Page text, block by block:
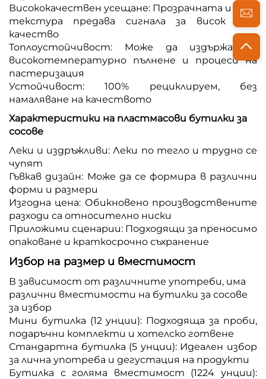
Висококачествен усещане: Прозрачната и ясна
текстура предава сигнала за висок клас
качество
Топлоустойчивост: Може да издържа на
високотемпературно пълнене и процеси на
пастеризация
Устойчивост: 100% рециклируем, без
намаляване на качеството
Характеристики на пластмасови бутилки за
сосове
Леки и издръжливи: Леки по тегло и трудно се
чупят
Гъвкав дизайн: Може да се формира в различни
форми и размери
Изгодна цена: Обикновено производствените
разходи са относително ниски
Приложими сценарии: Подходящи за преносимо
опаковане и краткосрочно съхранение
Избор на размер и вместимост
В зависимост от различните употреби, има
различни вместимости на бутилки за сосове
за избор
Мини бутилка (12 унции): Подходяща за проби,
подаръчни комплекти и хотелско готвене
Стандартна бутилка (5 унции): Идеален избор
за лична употреба и дегустация на продукти
Бутилка с голяма вместимост (1224 унции):